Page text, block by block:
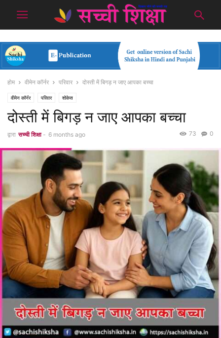
होम वीमेन कॉर्नर परिवार दोस्ती में बिगड़ न जाए आपका बच्चा
वीमेन कॉर्नर परिवार शोकेस
दोस्ती में बिगड़ न जाए आपका बच्चा
द्वारा सच्ची शिक्षा - 6 months ago 0
73